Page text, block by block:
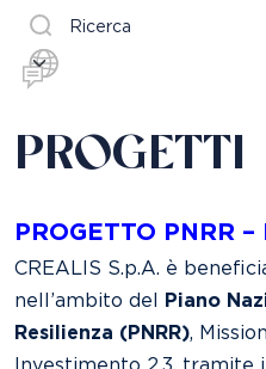
Ricerca
PROGETTI
PROGETTO PNRR
CREALIS S.p.A. è
nell’ambito del
Piano
Resilienza (PNRR),